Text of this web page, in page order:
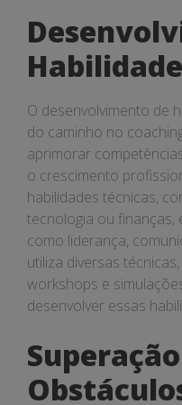
O desenvolvimento de
do caminho no
aprimorar
o crescimento
habilidades técnicas,
tecnologia ou finanças,
como liderança,
utiliza diversas
workshops e
desenvolver essas